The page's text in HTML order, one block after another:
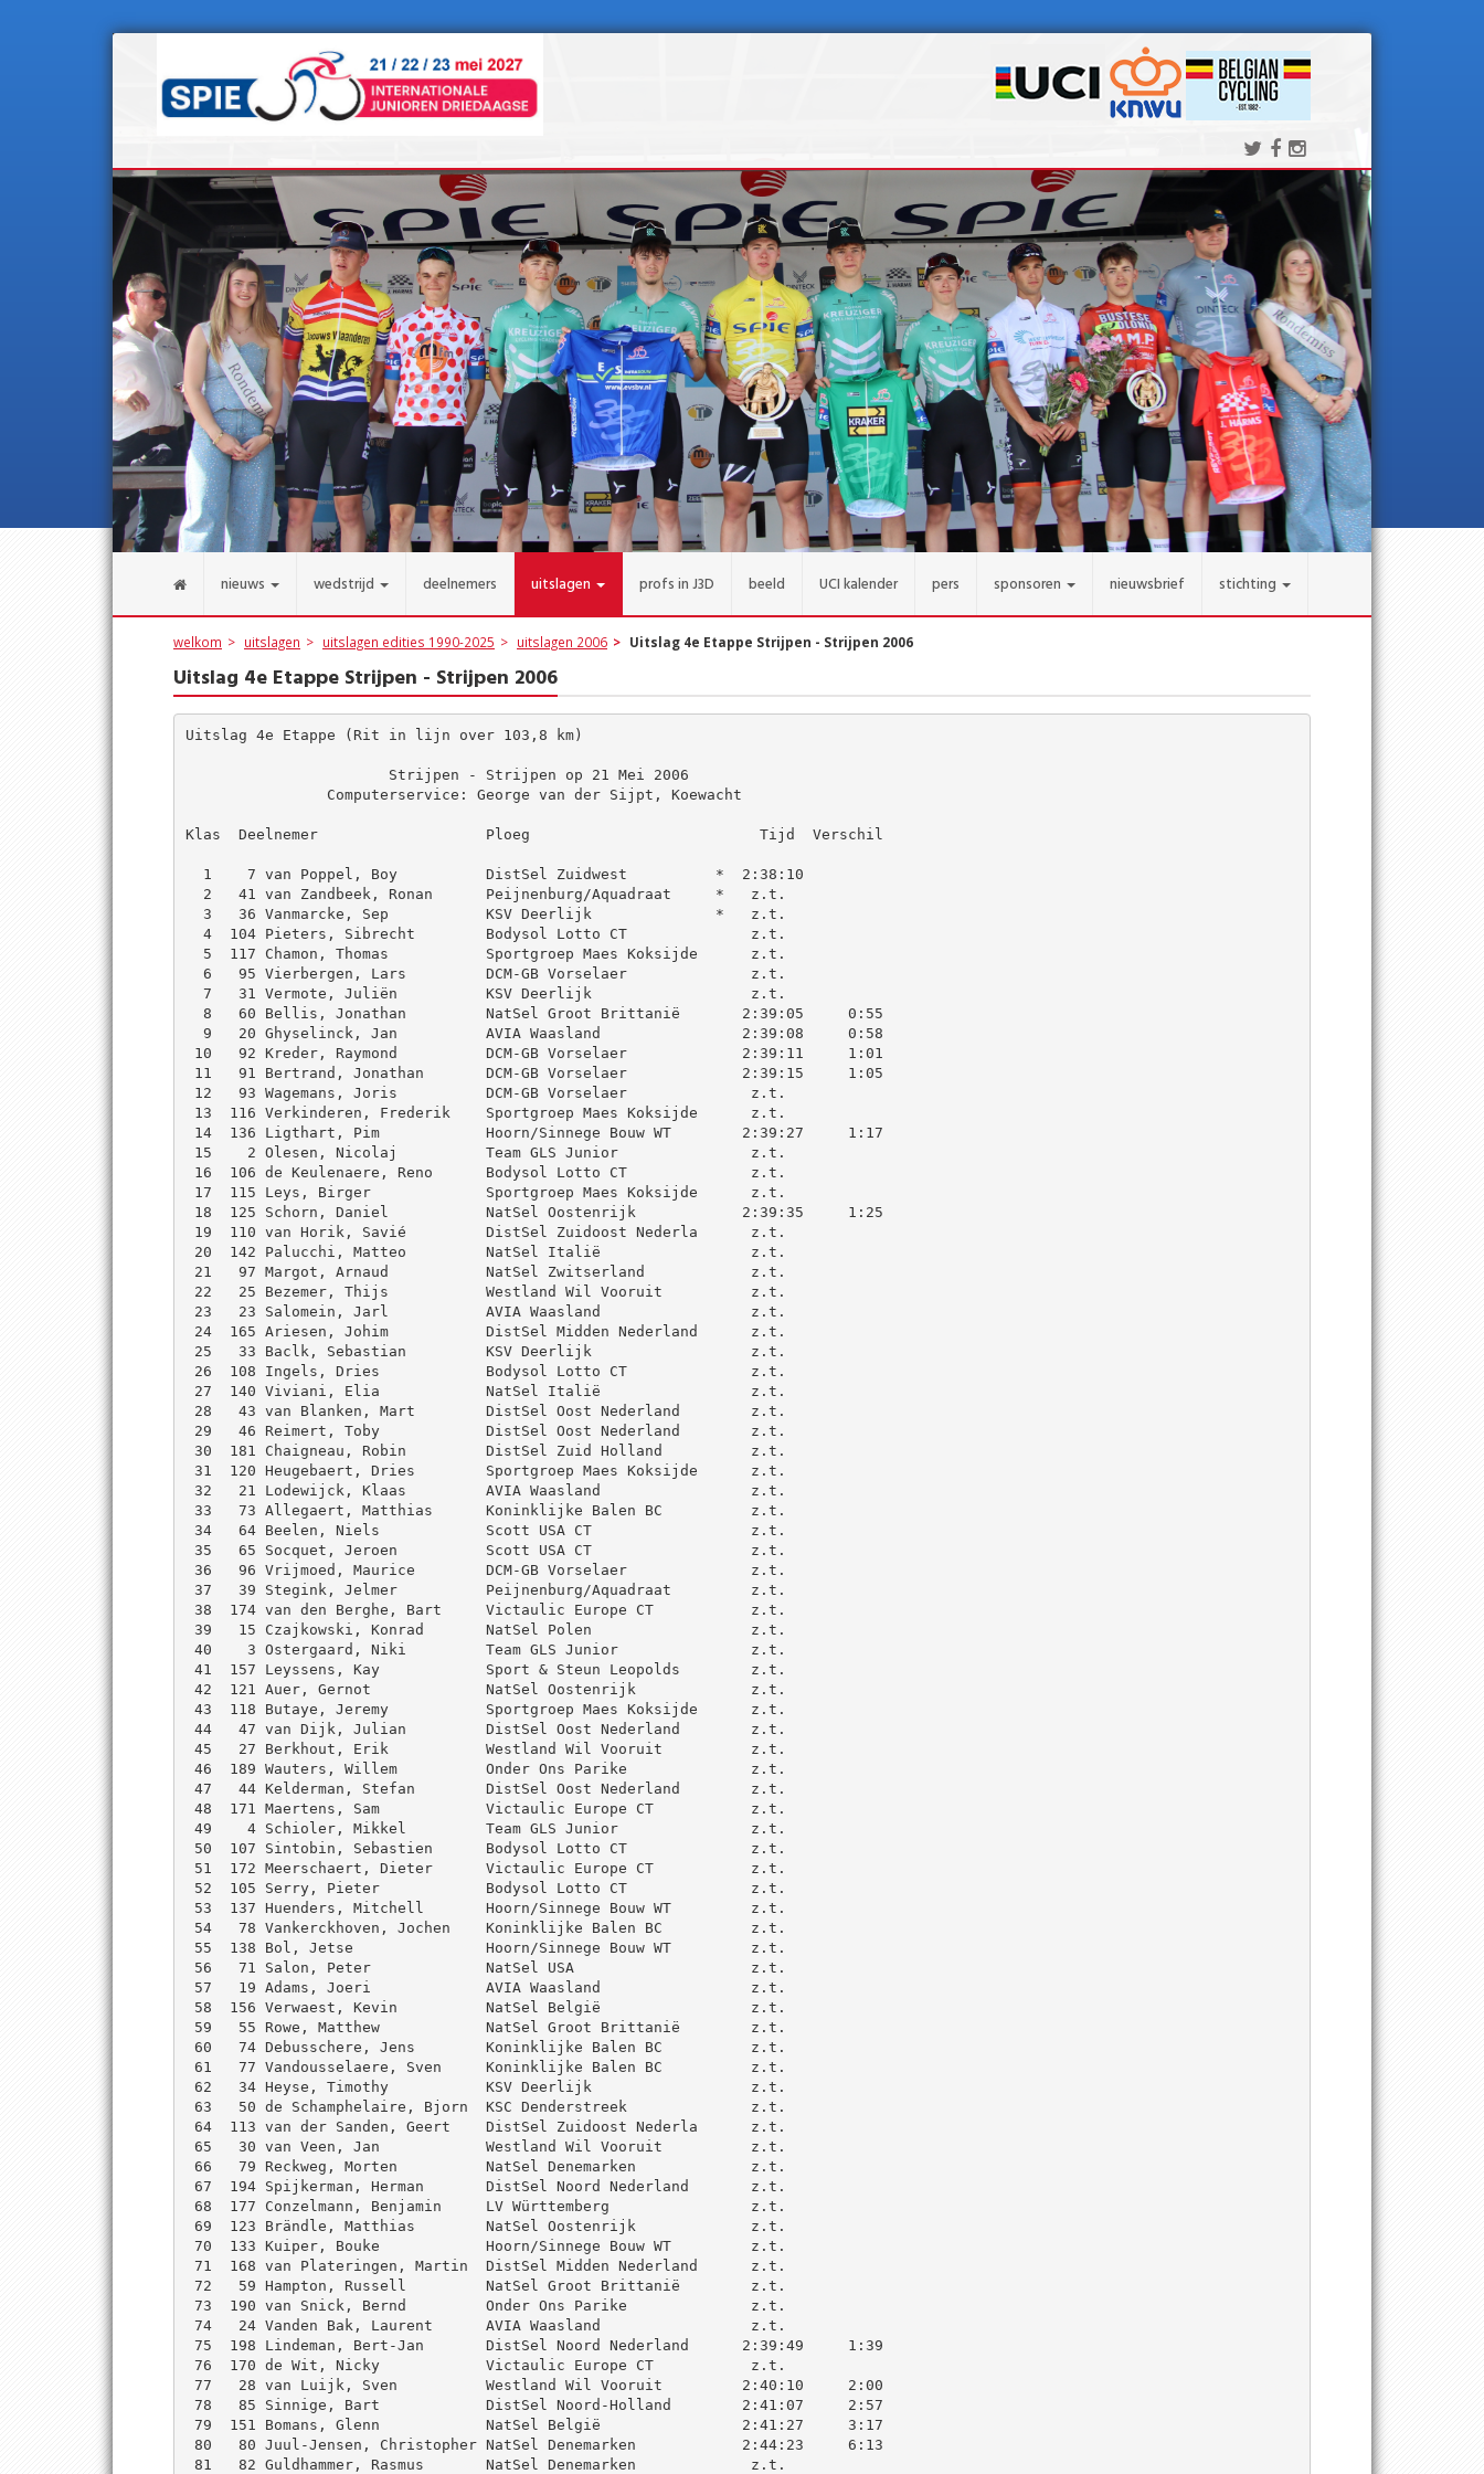
nieuws wedstrijd deelnemers uitslagen profs in J3D beeld UCI kalender pers sponsoren nieuwsbrief stichting
welkom uitslagen uitslagen edities 1990-2025 uitslagen 2006 Uitslag 4e Etappe Strijpen - Strijpen 2006
Uitslag 4e Etappe Strijpen - Strijpen 2006
Uitslag 4e Etappe (Rit in lijn over 103,8 km)
                       Strijpen - Strijpen op 21 Mei 2006
                Computerservice: George van der Sijpt, Koewacht
Klas  Deelnemer                   Ploeg                          Tijd  Verschil
  1    7 van Poppel, Boy          DistSel Zuidwest          *  2:38:10
  2   41 van Zandbeek, Ronan      Peijnenburg/Aquadraat     *   z.t.
  3   36 Vanmarcke, Sep           KSV Deerlijk              *   z.t.
  4  104 Pieters, Sibrecht        Bodysol Lotto CT              z.t.
  5  117 Chamon, Thomas           Sportgroep Maes Koksijde      z.t.
  6   95 Vierbergen, Lars         DCM-GB Vorselaer              z.t.
  7   31 Vermote, Juliën          KSV Deerlijk                  z.t.
  8   60 Bellis, Jonathan         NatSel Groot Brittanië       2:39:05     0:55
  9   20 Ghyselinck, Jan          AVIA Waasland                2:39:08     0:58
10   92 Kreder, Raymond          DCM-GB Vorselaer             2:39:11     1:01
11   91 Bertrand, Jonathan       DCM-GB Vorselaer             2:39:15     1:05
12   93 Wagemans, Joris          DCM-GB Vorselaer              z.t.
13  116 Verkinderen, Frederik    Sportgroep Maes Koksijde      z.t.
14  136 Ligthart, Pim            Hoorn/Sinnege Bouw WT        2:39:27     1:17
15    2 Olesen, Nicolaj          Team GLS Junior               z.t.
16  106 de Keulenaere, Reno      Bodysol Lotto CT              z.t.
17  115 Leys, Birger             Sportgroep Maes Koksijde      z.t.
18  125 Schorn, Daniel           NatSel Oostenrijk            2:39:35     1:25
19  110 van Horik, Savié         DistSel Zuidoost Nederla      z.t.
20  142 Palucchi, Matteo         NatSel Italië                 z.t.
21   97 Margot, Arnaud           NatSel Zwitserland            z.t.
22   25 Bezemer, Thijs           Westland Wil Vooruit          z.t.
23   23 Salomein, Jarl           AVIA Waasland                 z.t.
24  165 Ariesen, Johim           DistSel Midden Nederland      z.t.
25   33 Baclk, Sebastian         KSV Deerlijk                  z.t.
26  108 Ingels, Dries            Bodysol Lotto CT              z.t.
27  140 Viviani, Elia            NatSel Italië                 z.t.
28   43 van Blanken, Mart        DistSel Oost Nederland        z.t.
29   46 Reimert, Toby            DistSel Oost Nederland        z.t.
30  181 Chaigneau, Robin         DistSel Zuid Holland          z.t.
31  120 Heugebaert, Dries        Sportgroep Maes Koksijde      z.t.
32   21 Lodewijck, Klaas         AVIA Waasland                 z.t.
33   73 Allegaert, Matthias      Koninklijke Balen BC          z.t.
34   64 Beelen, Niels            Scott USA CT                  z.t.
35   65 Socquet, Jeroen          Scott USA CT                  z.t.
36   96 Vrijmoed, Maurice        DCM-GB Vorselaer              z.t.
37   39 Stegink, Jelmer          Peijnenburg/Aquadraat         z.t.
38  174 van den Berghe, Bart     Victaulic Europe CT           z.t.
39   15 Czajkowski, Konrad       NatSel Polen                  z.t.
40    3 Ostergaard, Niki         Team GLS Junior               z.t.
41  157 Leyssens, Kay            Sport & Steun Leopolds        z.t.
42  121 Auer, Gernot             NatSel Oostenrijk             z.t.
43  118 Butaye, Jeremy           Sportgroep Maes Koksijde      z.t.
44   47 van Dijk, Julian         DistSel Oost Nederland        z.t.
45   27 Berkhout, Erik           Westland Wil Vooruit          z.t.
46  189 Wauters, Willem          Onder Ons Parike              z.t.
47   44 Kelderman, Stefan        DistSel Oost Nederland        z.t.
48  171 Maertens, Sam            Victaulic Europe CT           z.t.
49    4 Schioler, Mikkel         Team GLS Junior               z.t.
50  107 Sintobin, Sebastien      Bodysol Lotto CT              z.t.
51  172 Meerschaert, Dieter      Victaulic Europe CT           z.t.
52  105 Serry, Pieter            Bodysol Lotto CT              z.t.
53  137 Huenders, Mitchell       Hoorn/Sinnege Bouw WT         z.t.
54   78 Vankerckhoven, Jochen    Koninklijke Balen BC          z.t.
55  138 Bol, Jetse               Hoorn/Sinnege Bouw WT         z.t.
56   71 Salon, Peter             NatSel USA                    z.t.
57   19 Adams, Joeri             AVIA Waasland                 z.t.
58  156 Verwaest, Kevin          NatSel België                 z.t.
59   55 Rowe, Matthew            NatSel Groot Brittanië        z.t.
60   74 Debusschere, Jens        Koninklijke Balen BC          z.t.
61   77 Vandousselaere, Sven     Koninklijke Balen BC          z.t.
62   34 Heyse, Timothy           KSV Deerlijk                  z.t.
63   50 de Schamphelaire, Bjorn  KSC Denderstreek              z.t.
64  113 van der Sanden, Geert    DistSel Zuidoost Nederla      z.t.
65   30 van Veen, Jan            Westland Wil Vooruit          z.t.
66   79 Reckweg, Morten          NatSel Denemarken             z.t.
67  194 Spijkerman, Herman       DistSel Noord Nederland       z.t.
68  177 Conzelmann, Benjamin     LV Württemberg                z.t.
69  123 Brändle, Matthias        NatSel Oostenrijk             z.t.
70  133 Kuiper, Bouke            Hoorn/Sinnege Bouw WT         z.t.
71  168 van Plateringen, Martin  DistSel Midden Nederland      z.t.
72   59 Hampton, Russell         NatSel Groot Brittanië        z.t.
73  190 van Snick, Bernd         Onder Ons Parike              z.t.
74   24 Vanden Bak, Laurent      AVIA Waasland                 z.t.
75  198 Lindeman, Bert-Jan       DistSel Noord Nederland      2:39:49     1:39
76  170 de Wit, Nicky            Victaulic Europe CT           z.t.
77   28 van Luijk, Sven          Westland Wil Vooruit         2:40:10     2:00
78   85 Sinnige, Bart            DistSel Noord-Holland        2:41:07     2:57
79  151 Bomans, Glenn            NatSel België                2:41:27     3:17
80   80 Juul-Jensen, Christopher NatSel Denemarken            2:44:23     6:13
81   82 Guldhammer, Rasmus       NatSel Denemarken             z.t.